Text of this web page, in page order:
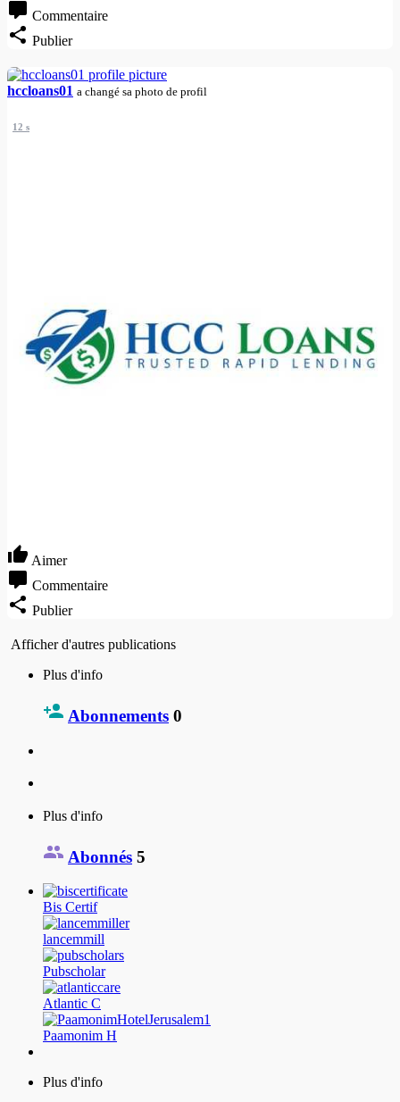
Commentaire
Publier
hccloans01 a changé sa photo de profil
12 s
Aimer
Commentaire
Publier
Afficher d'autres publications
Plus d'info
Abonnements 0
Plus d'info
Abonnés 5
Bis Certif
lancemmill
Pubscholar
Atlantic C
Paamonim H
Plus d'info